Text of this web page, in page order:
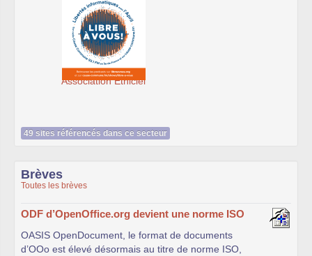
SeenThis - clx_asso_fr
49 sites référencés dans ce secteur
Brèves
Toutes les brèves
ODF d’OpenOffice.org devient une norme ISO
OASIS OpenDocument, le format de documents
d’OOo est élevé désormais au titre de norme ISO,